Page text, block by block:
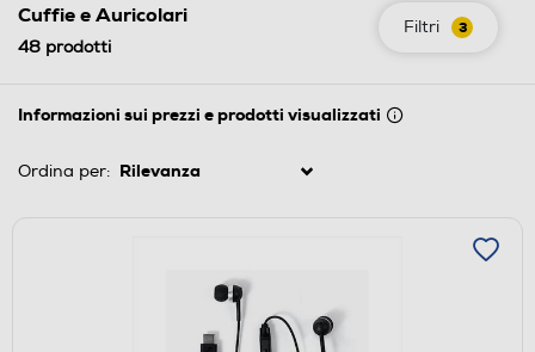
Filtri 3
Cuffie e Auricolari
48 prodotti
Informazioni sui prezzi e prodotti visualizzati
Ordina per: